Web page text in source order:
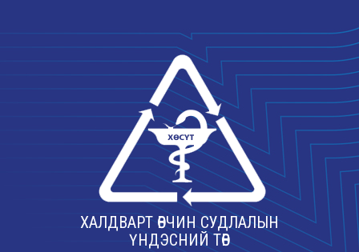
ХАЛДВАРТ ӨВЧИН СУДЛАЛЫН
ҮНДЭСНИЙ ТӨВ